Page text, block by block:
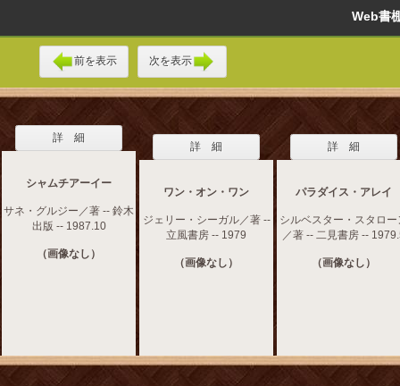
Web
前を表示 次を表示
詳 細
シャムチアーイー
サネ・グルジー／著 -- 鈴木
出版 -- 1987.10
（画像なし）
詳 細
ワン・オン・ワン
ジェリー・シーガル／著 --
立風書房 -- 1979
（画像なし）
詳 細
パラダイス・アレイ
シルベスター・スタロー
／著 -- 二見書房 --
（画像なし）